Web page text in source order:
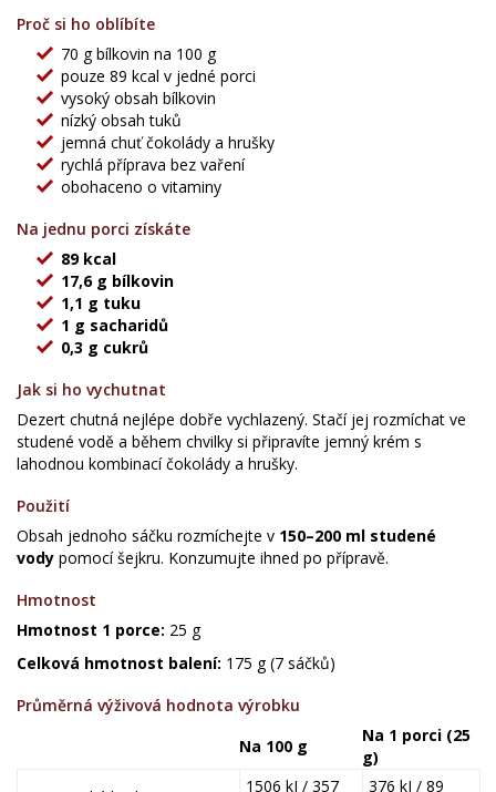
Proč si ho oblíbíte
70 g bílkovin na 100 g
pouze 89 kcal v jedné porci
vysoký obsah bílkovin
nízký obsah tuků
jemná chuť čokolády a hrušky
rychlá příprava bez vaření
obohaceno o vitaminy
Na jednu porci získáte
89 kcal
17,6 g bílkovin
1,1 g tuku
1 g sacharidů
0,3 g cukrů
Jak si ho vychutnat
Dezert chutná nejlépe dobře vychlazený. Stačí jej rozmíchat ve
studené vodě a během chvilky si připravíte jemný krém s
lahodnou kombinací čokolády a hrušky.
Použití
Obsah jednoho sáčku rozmíchejte v 150–200 ml studené
vody pomocí šejkru. Konzumujte ihned po přípravě.
Hmotnost
Hmotnost 1 porce: 25 g
Celková hmotnost balení: 175 g (7 sáčků)
Průměrná výživová hodnota výrobku
Na 100 g
Na 1 porci (25
g)
1506 kJ / 357 376 kJ / 89